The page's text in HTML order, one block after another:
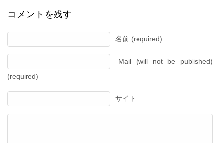
コメントを残す
名前 (required)
Mail (will not be published)
(required)
サイト